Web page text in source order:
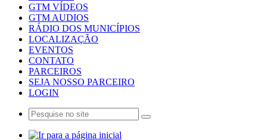
GTM VÍDEOS
GTM AUDIOS
RÁDIO DOS MUNICÍPIOS
LOCALIZAÇÃO
EVENTOS
CONTATO
PARCEIROS
SEJA NOSSO PARCEIRO
LOGIN